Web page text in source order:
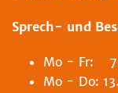
Sprech- und
Mo - Fr:
Mo - Do: